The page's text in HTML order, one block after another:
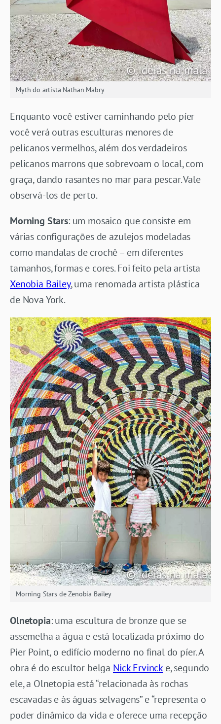
Myth do artista Nathan Mabry
Enquanto você estiver caminhando pelo píer
você verá outras esculturas menores de
pelicanos vermelhos, além dos verdadeiros
pelicanos marrons que sobrevoam o local, com
graça, dando rasantes no mar para pescar. Vale
observá-los de perto.
Morning Stars: um mosaico que consiste em
várias configurações de azulejos modeladas
como mandalas de crochê – em diferentes
tamanhos, formas e cores. Foi feito pela artista
Xenobia Bailey, uma renomada artista plástica
de Nova York.
Morning Stars de Zenobia Bailey
Olnetopia: uma escultura de bronze que se
assemelha a água e está localizada próximo do
Pier Point, o edifício moderno no final do píer. A
obra é do escultor belga Nick Ervinck e, segundo
ele, a Olnetopia está “relacionada às rochas
escavadas e às águas selvagens” e “representa o
poder dinâmico da vida e oferece uma recepção